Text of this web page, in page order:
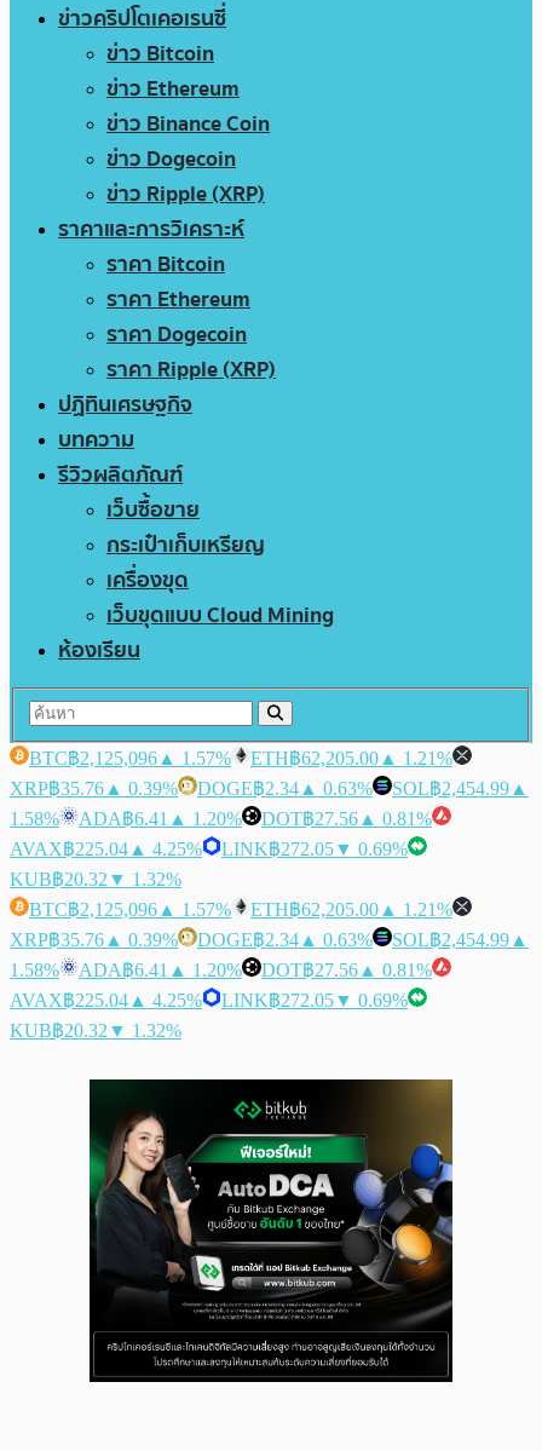
ข่าวคริปโตเคอเรนซี่
ข่าว Bitcoin
ข่าว Ethereum
ข่าว Binance Coin
ข่าว Dogecoin
ข่าว Ripple (XRP)
ราคาและการวิเคราะห์
ราคา Bitcoin
ราคา Ethereum
ราคา Dogecoin
ราคา Ripple (XRP)
ปฏิทินเศรษฐกิจ
บทความ
รีวิวผลิตภัณฑ์
เว็บซื้อขาย
กระเป๋าเก็บเหรียญ
เครื่องขุด
เว็บขุดแบบ Cloud Mining
ห้องเรียน
BTC฿2,125,096 ▲ 1.57% ETH฿62,205.00 ▲ 1.21%
XRP฿35.76 ▲ 0.39% DOGE฿2.34 ▲ 0.63% SOL฿2,454.99 ▲
1.58%
ADA฿6.41 ▲ 1.20% DOT฿27.56 ▲ 0.81%
AVAX฿225.04 ▲ 4.25% LINK฿272.05▼ 0.69%
KUB฿20.32 ▼ 1.32%
BTC฿2,125,096 ▲ 1.57% ETH฿62,205.00 ▲ 1.21%
XRP฿35.76 ▲ 0.39% DOGE฿2.34 ▲ 0.63% SOL฿2,454.99 ▲
1.58%
ADA฿6.41 ▲ 1.20% DOT฿27.56 ▲ 0.81%
AVAX฿225.04 ▲ 4.25% LINK฿272.05▼ 0.69%
KUB฿20.32 ▼ 1.32%